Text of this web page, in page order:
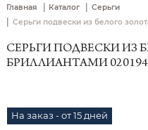
Главная | Каталог | Серьги
| Серьги подвески из белого
СЕРЬГИ ПОДВЕСКИ ИЗ
БРИЛЛИАНТАМИ
На заказ - от 15 дней